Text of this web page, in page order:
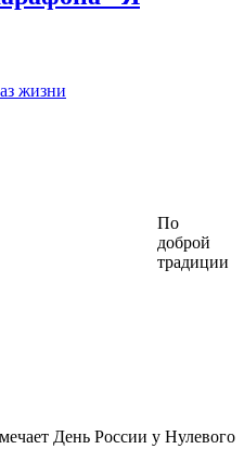
жизни
По
доброй
традиции
День России у Нулевого